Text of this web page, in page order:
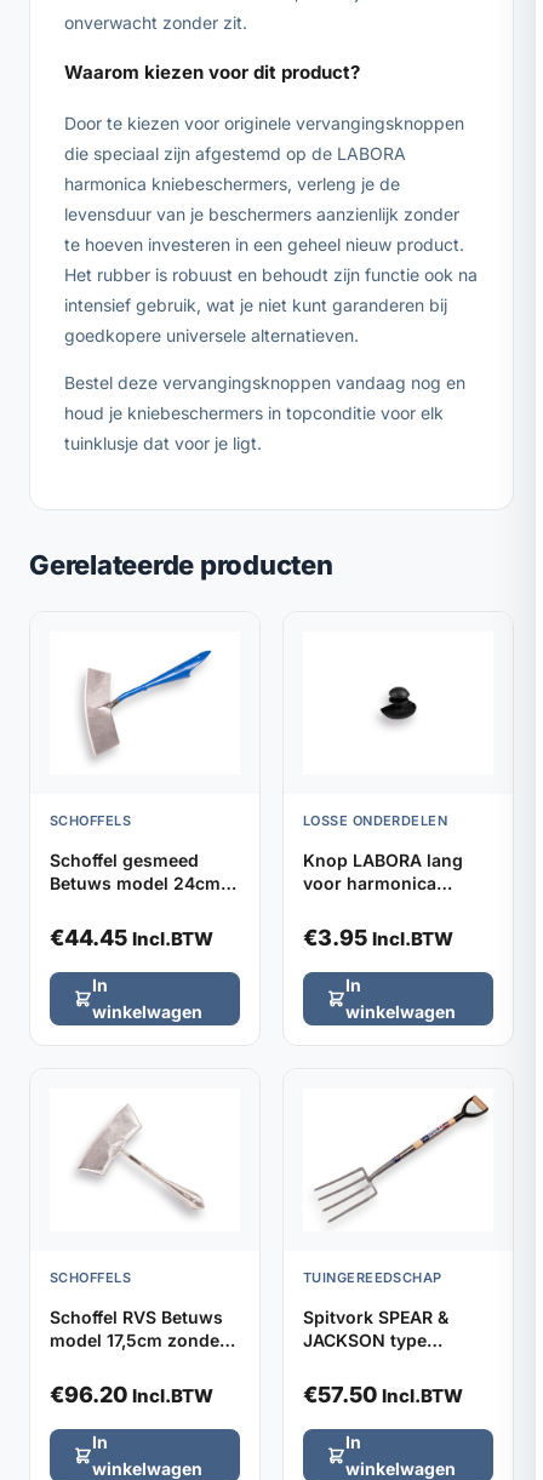
onverwacht zonder zit.
Waarom kiezen voor dit product?
Door te kiezen voor originele vervangingsknoppen
die speciaal zijn afgestemd op de LABORA
harmonica kniebeschermers, verleng je de
levensduur van je beschermers aanzienlijk zonder
te hoeven investeren in een geheel nieuw product.
Het rubber is robuust en behoudt zijn functie ook na
intensief gebruik, wat je niet kunt garanderen bij
goedkopere universele alternatieven.
Bestel deze vervangingsknoppen vandaag nog en
houd je kniebeschermers in topconditie voor elk
tuinklusje dat voor je ligt.
Gerelateerde producten
SCHOFFELS
Schoffel gesmeed
Betuws model 24cm
€44.45 Incl.BTW
In
winkelwagen
LOSSE ONDERDELEN
Knop LABORA lang
voor harmonica
verpakt per 2
€3.95 Incl.BTW
In
winkelwagen
SCHOFFELS
Schoffel RVS Betuws
model 17,5cm zonder
€96.20 Incl.BTW
In
winkelwagen
TUINGEREEDSCHAP
Spitvork SPEAR &
JACKSON type
totale lengte 105cm
€57.50 Incl.BTW
In
winkelwagen